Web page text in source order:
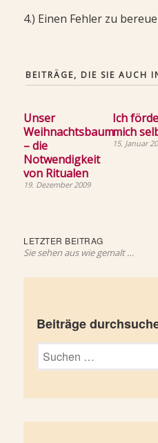
4.) Einen Fehler zu
BEITRÄGE, DIE SIE AUCH
Unser
Weihnachtsbaum
– die
Notwendigkeit
von Ritualen
19. Dezember 2009
Ich
mich
15. Januar
Beitragsnavigation
LETZTER BEITRAGLetzter
Beitrag:
Sie sehen aus wie gemalt …
Beiträge
Suchen
nach: